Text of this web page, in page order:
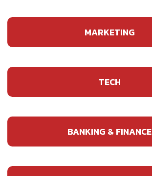
MARKETING
TECH
BANKING & FINANCE